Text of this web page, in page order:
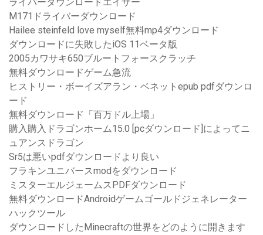
ライバーダウンロードエイサー
M171ドライバーダウンロード
Hailee steinfeld love myself無料mp4ダウンロード
ダウンロードに失敗したiOS 11ベータ版
2005カワサキ650ブルートフォースクラッチ
無料ダウンロードゲーム急流
ヒストリー・ボーイズアラン・ベネットepub pdfダウンロ
ード
無料ダウンロード「百万ドル上場」
購入購入ドラゴンホーム15.0 [pcダウンロード]によってニ
ュアンスドラゴン
Sr5は悪いpdfダウンロードより良い
フラキンユニバースmodをダウンロード
ミスターエルジェームスPDFダウンロード
無料ダウンロードAndroidゲームゴールドジェネレーター
ハックツール
ダウンロードしたMinecraftの世界をどのように開きます